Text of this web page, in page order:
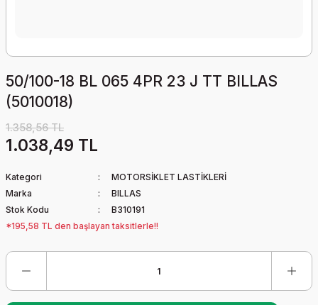
50/100-18 BL 065 4PR 23 J TT BILLAS
(5010018)
1.358,56 TL
1.038,49 TL
Kategori
MOTORSİKLET LASTİKLERİ
Marka
BILLAS
Stok Kodu
B310191
*195,58 TL den başlayan taksitlerle!!